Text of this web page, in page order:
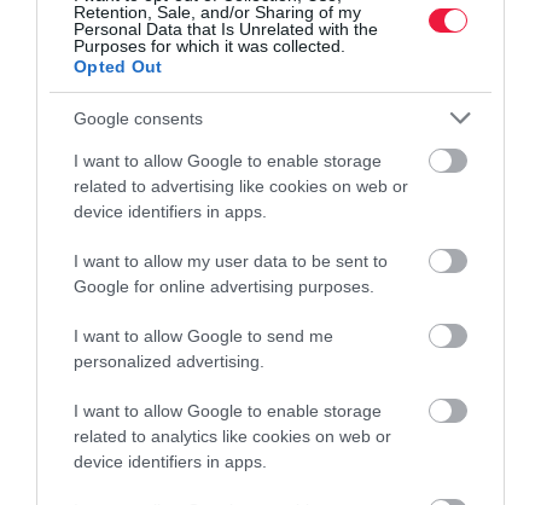
Retention, Sale, and/or Sharing of my
Personal Data that Is Unrelated with the
Purposes for which it was collected.
Opted Out
Google consents
I want to allow Google to enable storage
related to advertising like cookies on web or
device identifiers in apps.
I want to allow my user data to be sent to
Google for online advertising purposes.
I want to allow Google to send me
personalized advertising.
I want to allow Google to enable storage
related to analytics like cookies on web or
device identifiers in apps.